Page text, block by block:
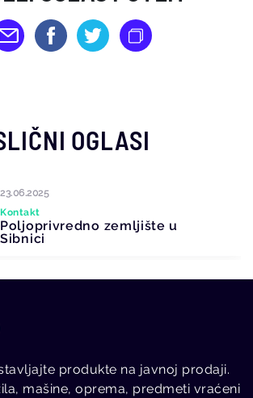
OGLASI
Zgrada zanatstva i ličnih
produkte na javnoj prodaji.
mašine, oprema, predmeti vraćeni